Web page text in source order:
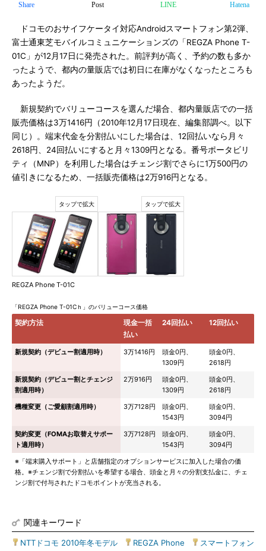
Share Post LINE Hatena
ドコモのおサイフケータイ対応Androidスマートフォン第2弾、
富士通東芝モバイルコミュニケーションズの「REGZA Phone T-
01C」が12月17日に発売された。前評判が高く、予約の数も多か
ったようで、都内の量販店では初日に在庫がなくなったところも
あったようだ。
新規契約でバリューコースを選んだ場合、都内量販店での一括
販売価格は3万1416円（2010年12月17日現在、編集部調べ。以下
同じ）。端末代金を分割払いにした場合は、12回払いなら月々
2618円、24回払いにすると月々1309円となる。番号ポータビリ
ティ（MNP）を利用した場合はチェンジ割でさらに1万500円の
値引きになるため、一括販売価格は2万916円となる。
REGZA Phone T-01C
「REGZA Phone T-01Cｈ」のバリューコース価格
契約方法
現金一括
払い
24回払い 12回払い
新規契約（デビュー割適用時） 3万1416円
頭金0円、
1309円
頭金0円、
2618円
新規契約（デビュー割とチェンジ
割適用時）
2万916円
頭金0円、
1309円
頭金0円、
2618円
機種変更（ご愛顧割適用時）
3万7128円
頭金0円、
1543円
頭金0円、
3094円
契約変更（FOMAお取替えサポー
ト適用時）
3万7128円
頭金0円、
1543円
頭金0円、
3094円
※「端末購入サポート」と店舗指定のオプションサービスに加入した場合の価
格。※チェンジ割で分割払いを希望する場合、頭金と月々の分割支払金に、チェ
ンジ割で付与されたドコモポイントが充当される。
関連キーワード
NTTドコモ 2010年冬モデル REGZA Phone
スマートフォン